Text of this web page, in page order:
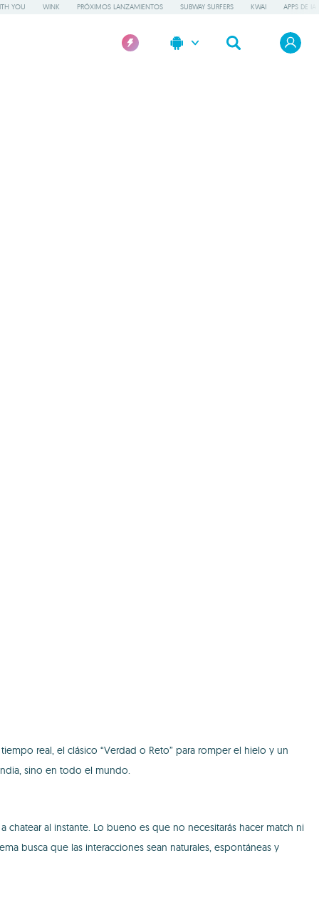
YOU WINK PRÓXIMOS LANZAMIENTOS SUBWAY SURFERS KWAI APPS DE IA
real, el clásico “Verdad o Reto” para romper el hielo y un
sino en todo el mundo.
al instante. Lo bueno es que no necesitarás hacer match ni
busca que las interacciones sean naturales, espontáneas y